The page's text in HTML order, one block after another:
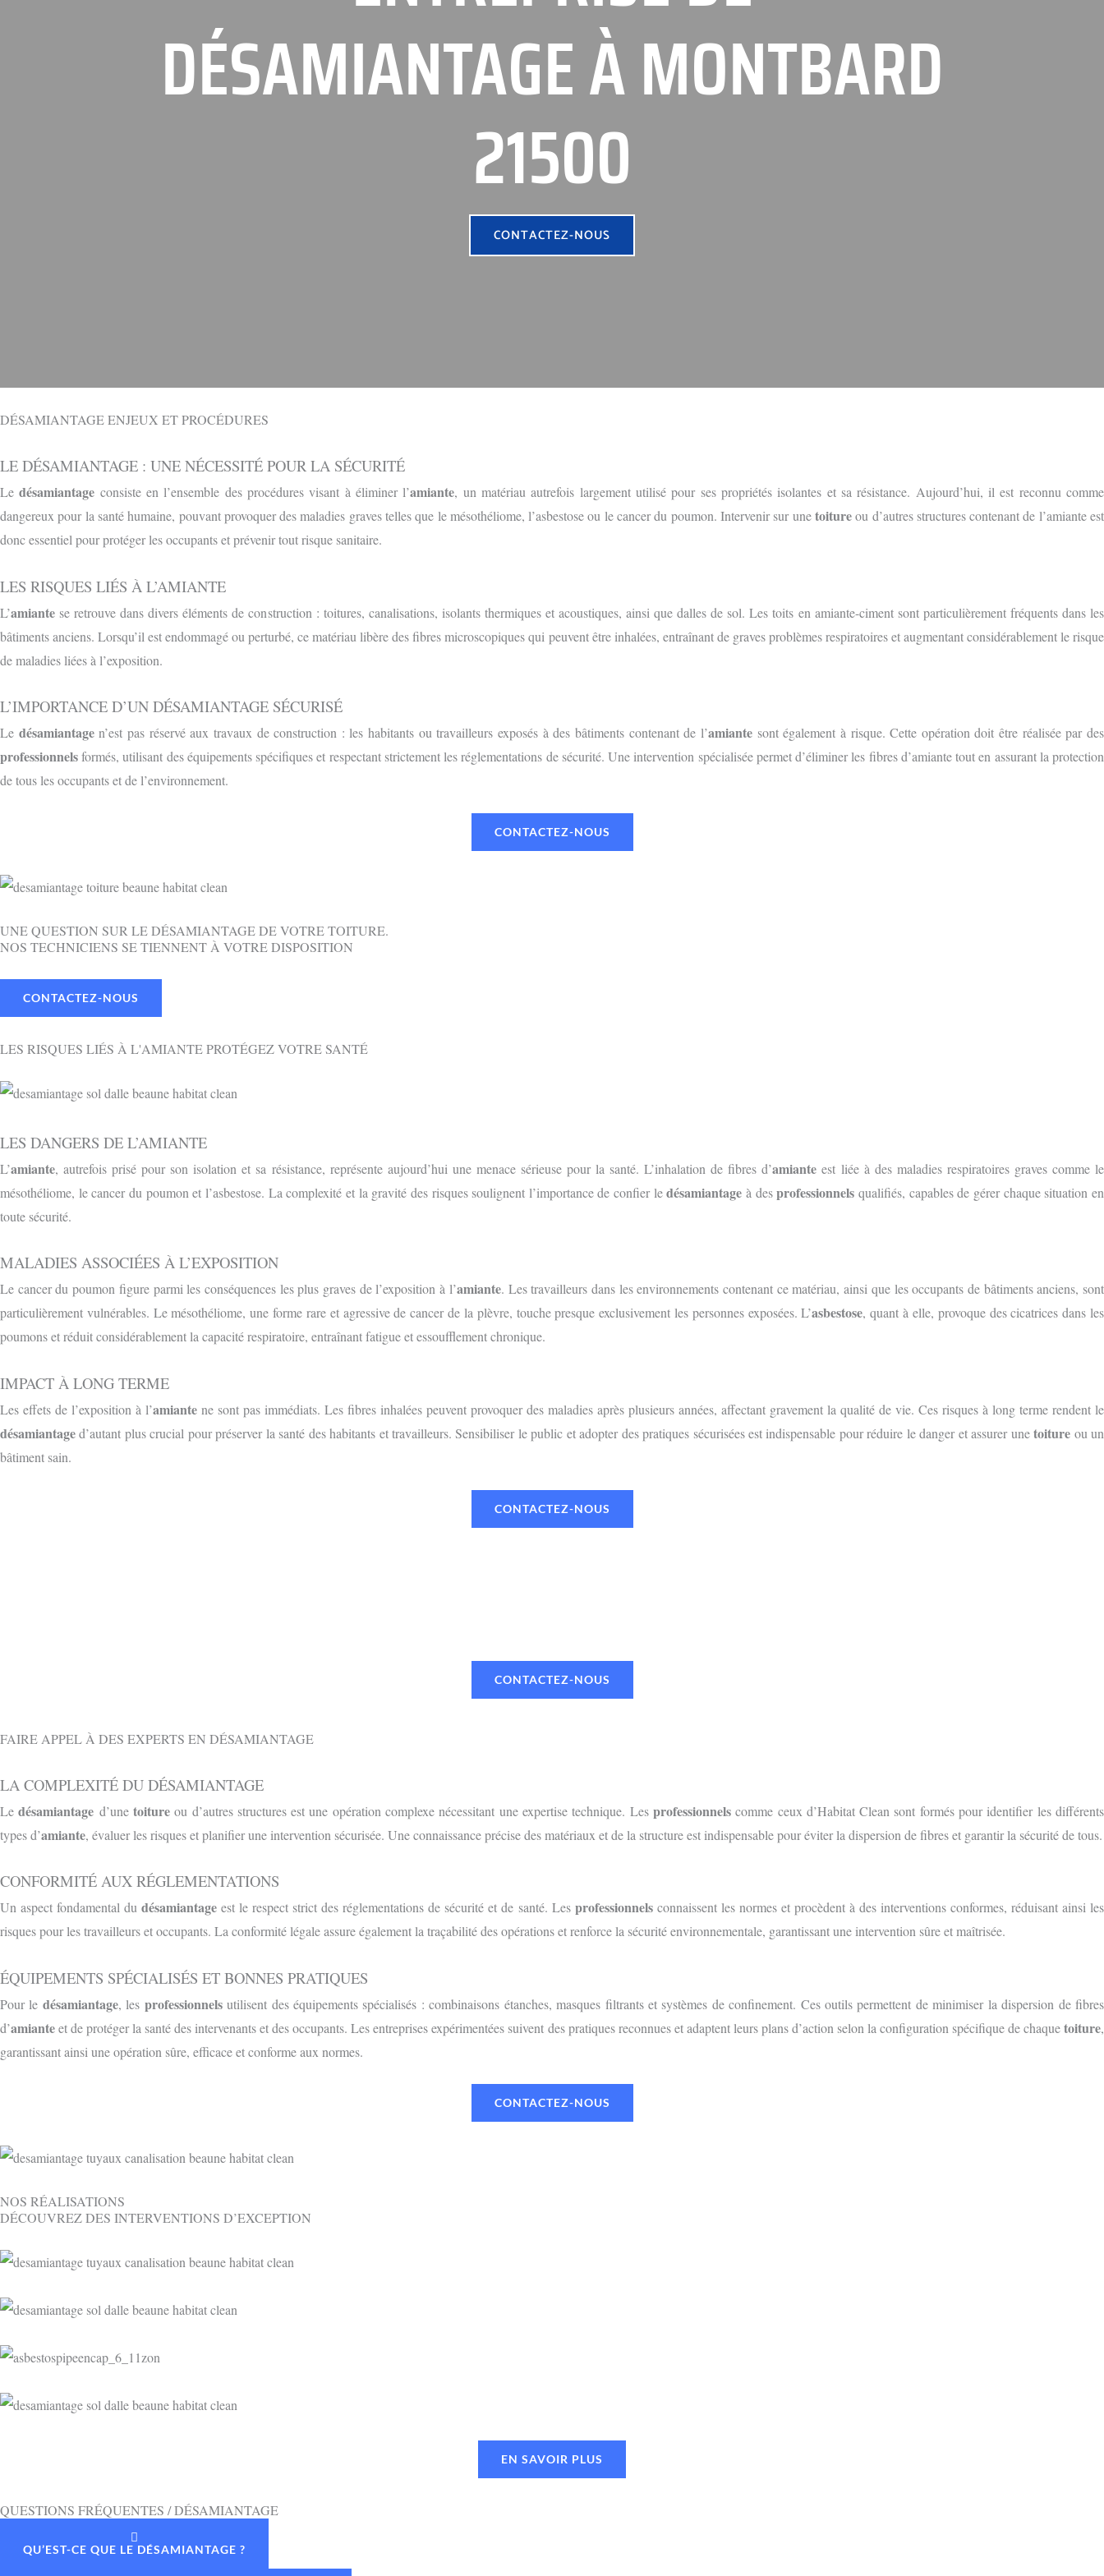
DÉSAMIANTAGE À MONTBARD
21500
CONTACTEZ-NOUS
DÉSAMIANTAGE ENJEUX ET PROCÉDURES
LE DÉSAMIANTAGE : UNE NÉCESSITÉ POUR LA SÉCURITÉ
Ledésamiantage consiste en l’ensemble des procédures visant à éliminer l’amiante, un matériau autrefois largement utilisé pour ses propriétés isolantes et sa résistance. Aujourd’hui, il est reconnu comme
dangereux pour la santé humaine, pouvant provoquer des maladies graves telles que le mésothéliome, l’asbestose ou le cancer du poumon. Intervenir sur unetoitureou d’autres structures contenant de l’amiante est
donc essentiel pour protéger les occupants et prévenir tout risque sanitaire.
LES RISQUES LIÉS À L’AMIANTE
L’amiante se retrouve dans divers éléments de construction : toitures, canalisations, isolants thermiques et acoustiques, ainsi que dalles de sol. Les toits en amiante-ciment sont particulièrement fréquents dans les
bâtiments anciens. Lorsqu’il est endommagé ou perturbé, ce matériau libère des fibres microscopiques qui peuvent être inhalées, entraînant de graves problèmes respiratoires et augmentant considérablement le risque
de maladies liées à l’exposition.
L’IMPORTANCE D’UN DÉSAMIANTAGE SÉCURISÉ
Le désamiantagen’est pas réservé aux travaux de construction : les habitants ou travailleurs exposés à des bâtiments contenant de l’amiantesont également à risque. Cette opération doit être réalisée par des
professionnelsformés, utilisant des équipements spécifiques et respectant strictement les réglementations de sécurité. Une intervention spécialisée permet d’éliminer les fibres d’amiante tout en assurant la protection
de tous les occupants et de l’environnement.
CONTACTEZ-NOUS
UNE QUESTION SUR LE DÉSAMIANTAGE DE VOTRE TOITURE.
NOS TECHNICIENS SE TIENNENT À VOTRE DISPOSITION
CONTACTEZ-NOUS
LES RISQUES LIÉS À L'AMIANTE PROTÉGEZ VOTRE SANTÉ
LES DANGERS DE L’AMIANTE
L’amiante, autrefois prisé pour son isolation et sa résistance, représente aujourd’hui une menace sérieuse pour la santé. L’inhalation de fibres d’amiante est liée à des maladies respiratoires graves comme le
mésothéliome, le cancer du poumon et l’asbestose. La complexité et la gravité des risques soulignent l’importance de confier ledésamiantage à desprofessionnels qualifiés, capables de gérer chaque situation en
toute sécurité.
MALADIES ASSOCIÉES À L’EXPOSITION
Le cancer du poumon figure parmi les conséquences les plus graves de l’exposition à l’amiante. Les travailleurs dans les environnements contenant ce matériau, ainsi que les occupants de bâtiments anciens, sont
particulièrement vulnérables. Le mésothéliome, une forme rare et agressive de cancer de la plèvre, touche presque exclusivement les personnes exposées. L’asbestose, quant à elle, provoque des cicatrices dans les
poumons et réduit considérablement la capacité respiratoire, entraînant fatigue et essoufflement chronique.
IMPACT À LONG TERME
Les effets de l’exposition à l’amiante ne sont pas immédiats. Les fibres inhalées peuvent provoquer des maladies après plusieurs années, affectant gravement la qualité de vie. Ces risques à long terme rendent le
désamiantaged’autant plus crucial pour préserver la santé des habitants et travailleurs. Sensibiliser le public et adopter des pratiques sécurisées est indispensable pour réduire le danger et assurer unetoiture ou un
bâtiment sain.
CONTACTEZ-NOUS
CONTACTEZ-NOUS
FAIRE APPEL À DES EXPERTS EN DÉSAMIANTAGE
LA COMPLEXITÉ DU DÉSAMIANTAGE
Ledésamiantage d’une toitureou d’autres structures est une opération complexe nécessitant une expertise technique. Les professionnelscomme ceux d’Habitat Clean sont formés pour identifier les différents
types d’amiante, évaluer les risques et planifier une intervention sécurisée. Une connaissance précise des matériaux et de la structure est indispensable pour éviter la dispersion de fibres et garantir la sécurité de tous.
CONFORMITÉ AUX RÉGLEMENTATIONS
Un aspect fondamental dudésamiantage est le respect strict des réglementations de sécurité et de santé. Les professionnelsconnaissent les normes et procèdent à des interventions conformes, réduisant ainsi les
risques pour les travailleurs et occupants. La conformité légale assure également la traçabilité des opérations et renforce la sécurité environnementale, garantissant une intervention sûre et maîtrisée.
ÉQUIPEMENTS SPÉCIALISÉS ET BONNES PRATIQUES
Pour le désamiantage, les professionnelsutilisent des équipements spécialisés : combinaisons étanches, masques filtrants et systèmes de confinement. Ces outils permettent de minimiser la dispersion de fibres
d’amianteet de protéger la santé des intervenants et des occupants. Les entreprises expérimentées suivent des pratiques reconnues et adaptent leurs plans d’action selon la configuration spécifique de chaquetoiture,
garantissant ainsi une opération sûre, efficace et conforme aux normes.
CONTACTEZ-NOUS
NOS RÉALISATIONS
DÉCOUVREZ DES INTERVENTIONS D’EXCEPTION
EN SAVOIR PLUS
QUESTIONS FRÉQUENTES / DÉSAMIANTAGE
QU’EST-CE QUE LE DÉSAMIANTAGE ?